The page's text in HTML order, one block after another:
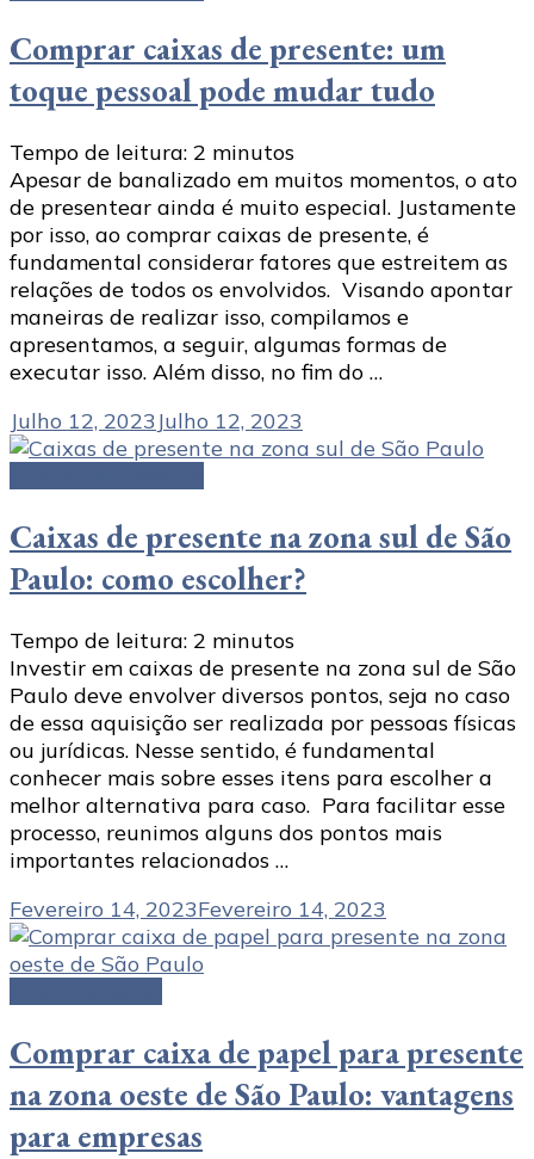
Comprar caixas de presente: um
toque pessoal pode mudar tudo
Tempo de leitura: 2 minutos
Apesar de banalizado em muitos momentos, o ato
de presentear ainda é muito especial. Justamente
por isso, ao comprar caixas de presente, é
fundamental considerar fatores que estreitem as
relações de todos os envolvidos. Visando apontar
maneiras de realizar isso, compilamos e
apresentamos, a seguir, algumas formas de
executar isso. Além disso, no fim do …
Julho 12, 2023 Julho 12, 2023
Caixas de presente na zona sul de São
Paulo: como escolher?
Tempo de leitura: 2 minutos
Investir em caixas de presente na zona sul de São
Paulo deve envolver diversos pontos, seja no caso
de essa aquisição ser realizada por pessoas físicas
ou jurídicas. Nesse sentido, é fundamental
conhecer mais sobre esses itens para escolher a
melhor alternativa para caso. Para facilitar esse
processo, reunimos alguns dos pontos mais
importantes relacionados …
Fevereiro 14, 2023Fevereiro 14, 2023
Comprar caixa de papel para presente
na zona oeste de São Paulo: vantagens
para empresas